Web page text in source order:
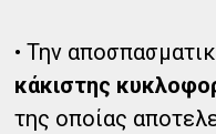
• Την
κάκιστης
της οποίας